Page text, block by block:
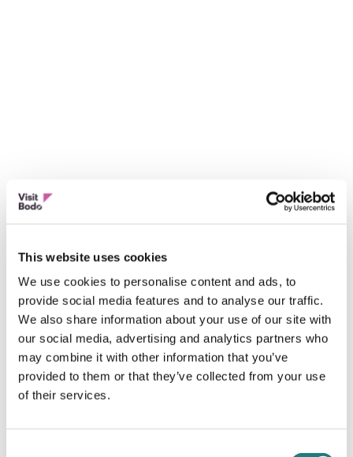
This website uses cookies
We use cookies to personalise content and ads, to
provide social media features and to analyse our traffic.
We also share information about your use of our site with
our social media, advertising and analytics partners who
may combine it with other information that you’ve
provided to them or that they’ve collected from your use
of their services.